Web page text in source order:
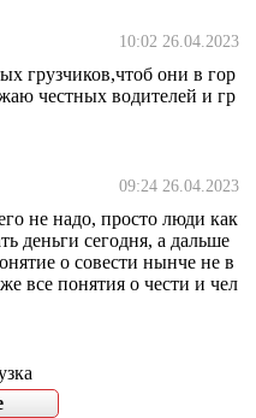
10:02 26.04.2023
грузчиков,чтоб они в гор
честных водителей и гр
09:24 26.04.2023
не надо, просто люди как
деньги сегодня, а дальше
о совести нынче не в
все понятия о чести и чел